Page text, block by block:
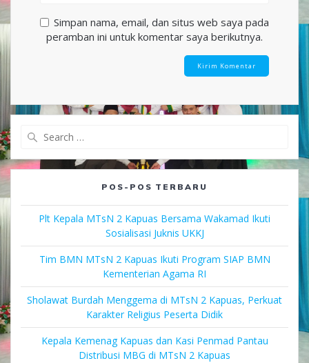
Simpan nama, email, dan situs web saya pada
peramban ini untuk komentar saya berikutnya.
POS-POS TERBARU
Plt Kepala MTsN 2 Kapuas Bersama Wakamad Ikuti
Sosialisasi Juknis UKKJ
Tim BMN MTsN 2 Kapuas Ikuti Program SIAP BMN
Kementerian Agama RI
Sholawat Burdah Menggema di MTsN 2 Kapuas, Perkuat
Karakter Religius Peserta Didik
Kepala Kemenag Kapuas dan Kasi Penmad Pantau
Distribusi MBG di MTsN 2 Kapuas